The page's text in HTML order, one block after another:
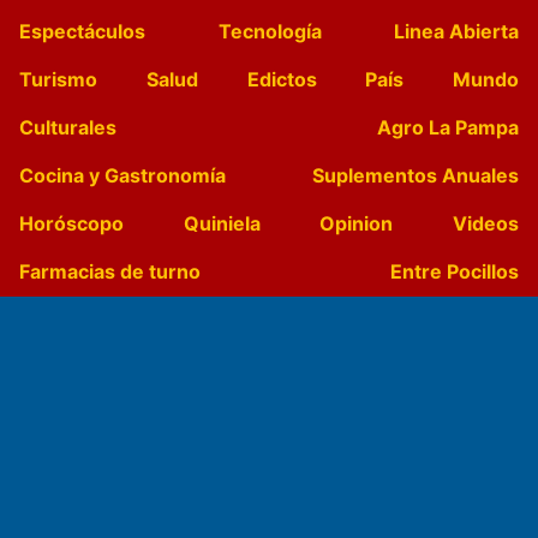
Espectáculos
Tecnología
Linea Abierta
Turismo
Salud Edictos País
Mundo
Culturales
Agro La Pampa
Cocina y Gastronomía
Suplementos Anuales
Horóscopo
Quiniela Opinion
Videos
Farmacias de turno
Entre Pocillos